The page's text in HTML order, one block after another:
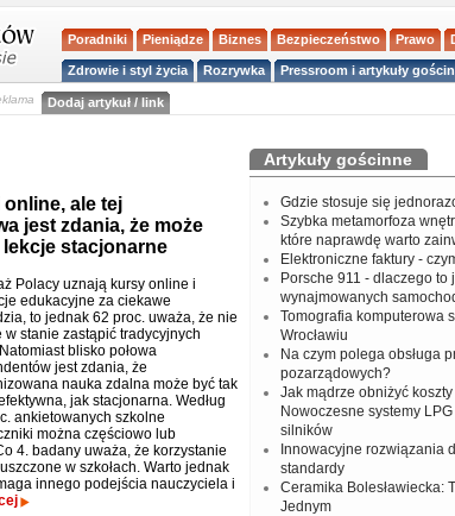
Poradniki Pieniądze Biznes Bezpieczeństwo Prawo
Zdrowie i styl życia Rozrywka Pressroom i artykuły
Dodaj artykuł / link
ale tej
jest zdania, że może
stacjonarne
Polacy uznają kursy online i
edukacyjne za ciekawe
to jednak 62 proc. uważa, że nie
w stanie zastąpić tradycyjnych
blisko połowa
jest zdania, że
nauka zdalna może być tak
jak stacjonarna. Według
ankietowanych szkolne
można częściowo lub
4. badany uważa, że korzystanie
w szkołach. Warto jednak
innego podejścia nauczyciela i
Artykuły gościnne
Gdzie stosuje się
Szybka metamorfoza
które naprawdę warto
Elektroniczne faktury -
Porsche 911 - dlaczego to
wynajmowanych
Tomografia komputerowa
Wrocławiu
Na czym polega obsługa
pozarządowych?
Jak mądrze obniżyć
Nowoczesne systemy
silników
Innowacyjne rozwiązania
standardy
Ceramika Bolesławiecka:
Jednym